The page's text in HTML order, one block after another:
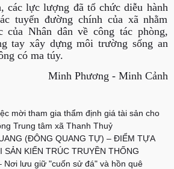
các lực lượng đã tổ chức diễu hành
tuyến đường chính của xã nhằm
của Nhân dân về công tác phòng,
tay xây dựng môi trường sống an
có ma túy.
Minh Phương - Minh Cảnh
mời tham gia thẩm định giá tài sản cho
Trung tâm xã Thanh Thuỷ
(ĐÔNG QUANG TỰ) – ĐIỂM TỰA
SẢN KIẾN TRÚC TRUYỀN THỐNG
Nơi lưu giữ "cuốn sử đá" và hồn quê